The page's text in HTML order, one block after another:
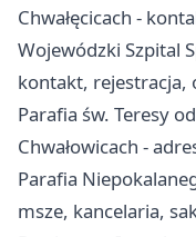
Chwałęcicach -
Wojewódzki Szpital
kontakt, rejestracja,
Parafia św. Teresy
Chwałowicach -
Parafia
msze, kancelaria,